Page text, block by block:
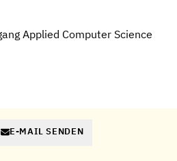
Applied Computer Science
E-MAIL SENDEN